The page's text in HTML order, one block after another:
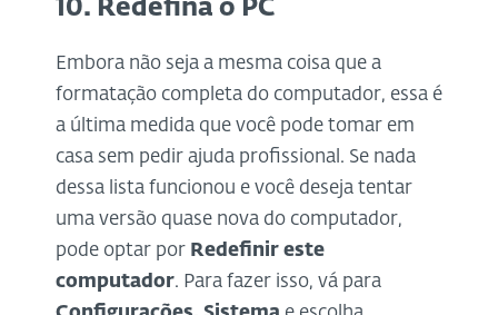
10. Redefina o PC
Embora não seja a mesma coisa que a
formatação completa do computador, essa é
a última medida que você pode tomar em
casa sem pedir ajuda profissional. Se nada
dessa lista funcionou e você deseja tentar
uma versão quase nova do computador,
pode optar por Redefinir este
computador. Para fazer isso, vá para